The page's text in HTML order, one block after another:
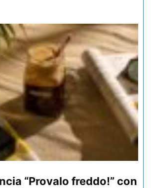
“Provalo freddo!” con